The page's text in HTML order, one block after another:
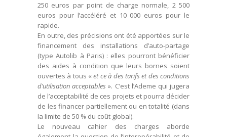
250 euros par point de charge normale, 2 500
euros pour l’accéléré et 10 000 euros pour le
rapide.
En outre, des précisions ont été apportées sur le
financement des installations d’auto-partage
(type Autolib à Paris) : elles pourront bénéficier
des aides à condition que leurs bornes soient
ouvertes à tous «et ce à des tarifs et des conditions
d’utilisation acceptables ». C’est l’Ademe qui jugera
de l’acceptabilité de ces projets et pourra décider
de les financer partiellement ou en totalité (dans
la limite de 50 % du coût global).
Le nouveau cahier des charges aborde